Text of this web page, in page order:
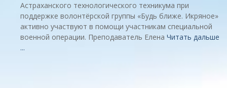
Астраханского технологического техникума при
поддержке волонтёрской группы «Будь ближе. Икряное»
активно участвуют в помощи участникам специальной
военной операции. Преподаватель Елена Читать дальше
...